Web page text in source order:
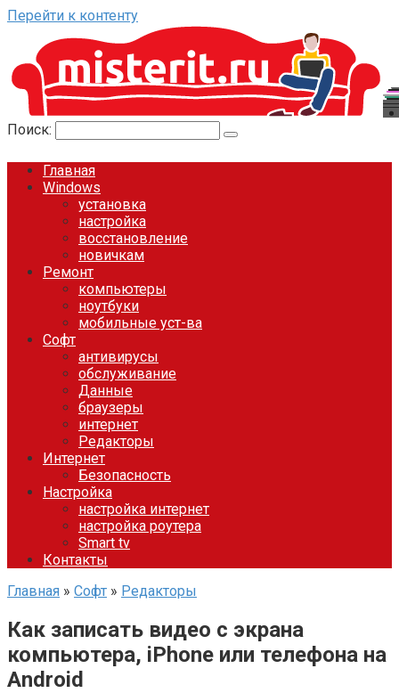
Перейти к контенту
Поиск:
Главная
Windows
установка
настройка
восстановление
новичкам
Ремонт
компьютеры
ноутбуки
мобильные уст-ва
Софт
антивирусы
обслуживание
Данные
браузеры
интернет
Редакторы
Интернет
Безопасность
Настройка
настройка интернет
настройка роутера
Smart tv
Контакты
Главная » Софт » Редакторы
Как записать видео с экрана
компьютера, iPhone или телефона на
Android